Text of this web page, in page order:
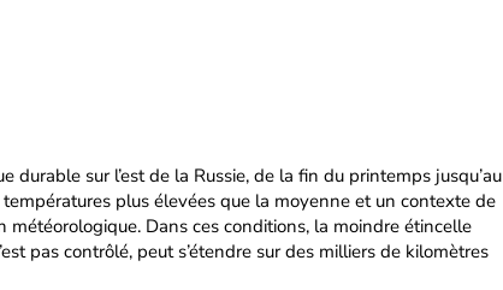
durable sur l’est de la Russie, de la fin du printemps jusqu’au
plus élevées que la moyenne et un contexte de
météorologique. Dans ces conditions, la moindre étincelle
pas contrôlé, peut s’étendre sur des milliers de kilomètres